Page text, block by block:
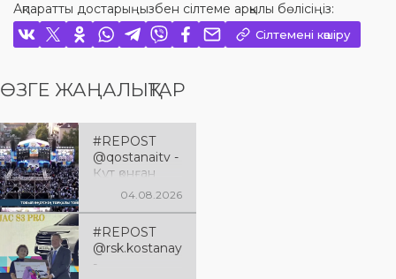
Ақпаратты достарыңызбен сілтеме арқылы бөлісіңіз:
Сілтемені көшіру
ӨЗГЕ ЖАҢАЛЫҚТАР
#REPOST
@qostanaitv -
Құт қонған
Қостанай
04.08.2026
#REPOST
@rsk.kostanay
-